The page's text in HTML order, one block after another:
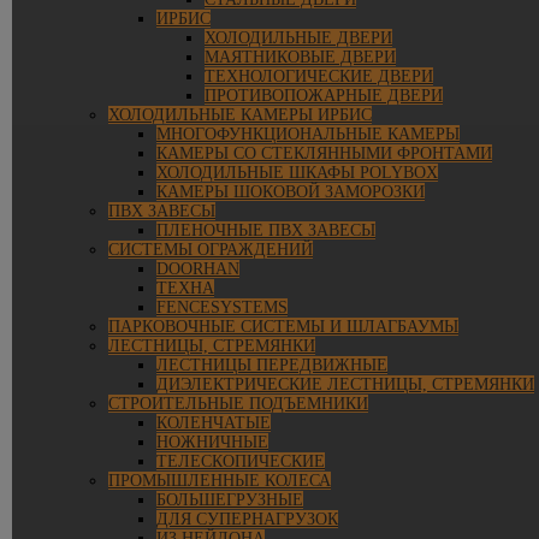
ИРБИС
ХОЛОДИЛЬНЫЕ ДВЕРИ
МАЯТНИКОВЫЕ ДВЕРИ
ТЕХНОЛОГИЧЕСКИЕ ДВЕРИ
ПРОТИВОПОЖАРНЫЕ ДВЕРИ
ХОЛОДИЛЬНЫЕ КАМЕРЫ ИРБИС
МНОГОФУНКЦИОНАЛЬНЫЕ КАМЕРЫ
КАМЕРЫ СО СТЕКЛЯННЫМИ ФРОНТАМИ
ХОЛОДИЛЬНЫЕ ШКАФЫ POLYBOX
КАМЕРЫ ШОКОВОЙ ЗАМОРОЗКИ
ПВХ ЗАВЕСЫ
ПЛЕНОЧНЫЕ ПВХ ЗАВЕСЫ
СИСТЕМЫ ОГРАЖДЕНИЙ
DOORHAN
ТЕХНА
FENCESYSTEMS
ПАРКОВОЧНЫЕ СИСТЕМЫ И ШЛАГБАУМЫ
ЛЕСТНИЦЫ, СТРЕМЯНКИ
ЛЕСТНИЦЫ ПЕРЕДВИЖНЫЕ
ДИЭЛЕКТРИЧЕСКИЕ ЛЕСТНИЦЫ, СТРЕМЯНКИ
СТРОИТЕЛЬНЫЕ ПОДЪЕМНИКИ
КОЛЕНЧАТЫЕ
НОЖНИЧНЫЕ
ТЕЛЕСКОПИЧЕСКИЕ
ПРОМЫШЛЕННЫЕ КОЛЕСА
БОЛЬШЕГРУЗНЫЕ
ДЛЯ СУПЕРНАГРУЗОК